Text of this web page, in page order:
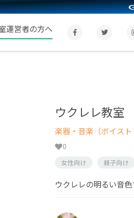
運営者の方へ
ウクレレ教室
楽器・音楽（ボイスト
0
女性向け 親子向け
ウクレレの明るい音